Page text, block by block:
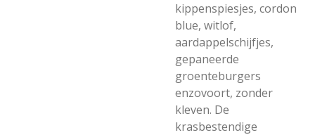
kippenspiesjes, cordon
blue, witlof,
aardappelschijfjes,
gepaneerde
groenteburgers
enzovoort, zonder
kleven. De
krasbestendige